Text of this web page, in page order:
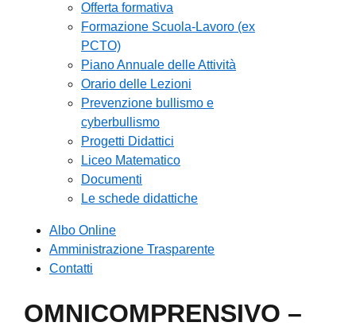
Offerta formativa
Formazione Scuola-Lavoro (ex
PCTO)
Piano Annuale delle Attività
Orario delle Lezioni
Prevenzione bullismo e
cyberbullismo
Progetti Didattici
Liceo Matematico
Documenti
Le schede didattiche
Albo Online
Amministrazione Trasparente
Contatti
OMNICOMPRENSIVO –